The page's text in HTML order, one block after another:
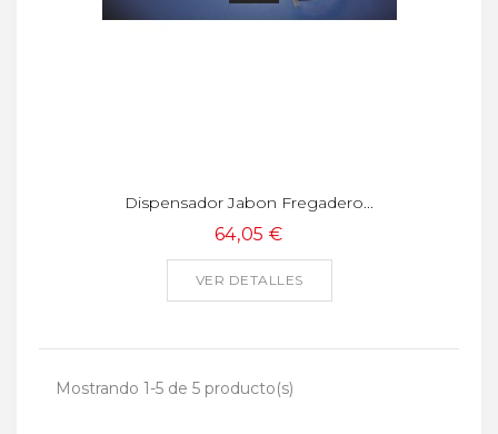
Dispensador Jabon Fregadero...
64,05 €
VER DETALLES
Mostrando 1-5 de 5 producto(s)